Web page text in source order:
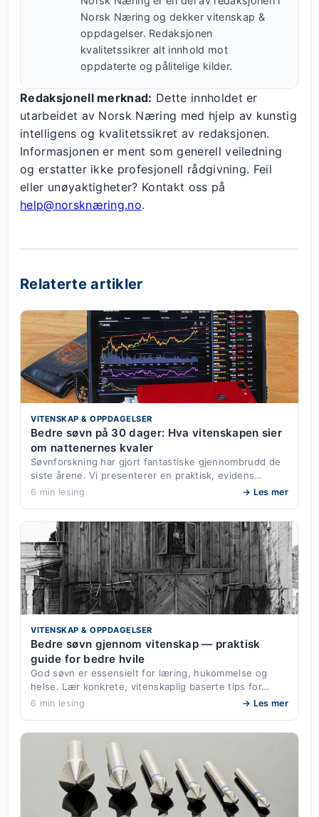
Norsk Næring og dekker vitenskap &
oppdagelser. Redaksjonen
kvalitetssikrer alt innhold mot
oppdaterte og pålitelige kilder.
Redaksjonell merknad: Dette innholdet er
utarbeidet av Norsk Næring med hjelp av kunstig
intelligens og kvalitetssikret av redaksjonen.
Informasjonen er ment som generell veiledning
og erstatter ikke profesjonell rådgivning. Feil
eller unøyaktigheter? Kontakt oss på
help@norsknæring.no.
Relaterte artikler
VITENSKAP & OPPDAGELSER
Bedre søvn på 30 dager: Hva vitenskapen sier
om nattenernes kvaler
Søvnforskning har gjort fantastiske gjennombrudd de
siste årene. Vi presenterer en praktisk, evidens…
6 min lesing → Les mer
VITENSKAP & OPPDAGELSER
Bedre søvn gjennom vitenskap — praktisk
guide for bedre hvile
God søvn er essensielt for læring, hukommelse og
helse. Lær konkrete, vitenskaplig baserte tips for…
6 min lesing → Les mer